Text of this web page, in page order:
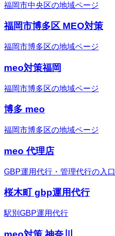
福岡市中央区の地域ページ
福岡市博多区 MEO対策
福岡市博多区の地域ページ
meo対策福岡
福岡市博多区の地域ページ
博多 meo
福岡市博多区の地域ページ
meo 代理店
GBP運用代行・管理代行の入口
桜木町 gbp運用代行
駅別GBP運用代行